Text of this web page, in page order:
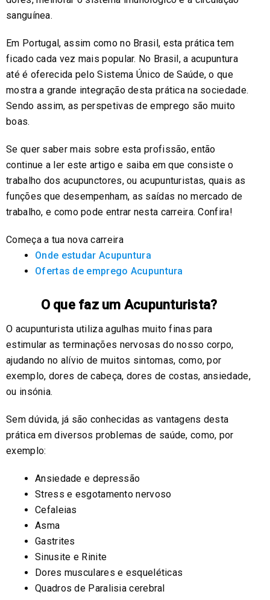
sanguínea.
Em Portugal, assim como no Brasil, esta prática tem
ficado cada vez mais popular. No Brasil, a acupuntura
até é oferecida pelo Sistema Único de Saúde, o que
mostra a grande integração desta prática na sociedade.
Sendo assim, as perspetivas de emprego são muito
boas.
Se quer saber mais sobre esta profissão, então
continue a ler este artigo e saiba em que consiste o
trabalho dos acupunctores, ou acupunturistas, quais as
funções que desempenham, as saídas no mercado de
trabalho, e como pode entrar nesta carreira. Confira!
Começa a tua nova carreira
Onde estudar Acupuntura
Ofertas de emprego Acupuntura
O que faz um Acupunturista?
O acupunturista utiliza agulhas muito finas para
estimular as terminações nervosas do nosso corpo,
ajudando no alívio de muitos sintomas, como, por
exemplo, dores de cabeça, dores de costas, ansiedade,
ou insónia.
Sem dúvida, já são conhecidas as vantagens desta
prática em diversos problemas de saúde, como, por
exemplo:
Ansiedade e depressão
Stress e esgotamento nervoso
Cefaleias
Asma
Gastrites
Sinusite e Rinite
Dores musculares e esqueléticas
Quadros de Paralisia cerebral